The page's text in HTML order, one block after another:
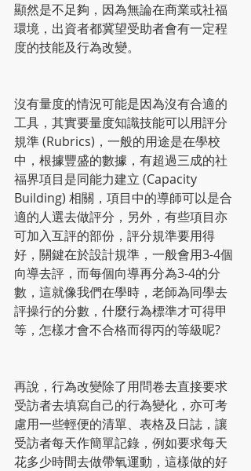
顯然是不足夠，因為無論在商業或社福
環境，出資者都冀望受助者會有一定程
度的技能及行為改變。
沒有量度的情況可能是因為沒有合適的
工具，其實要量度知識技能可以用評分
規準 (Rubrics)，一般的用途是在學校
中，根據豐盛的數據，有超過三成的社
福界項目是同能力建立 (Capacity
Building) 相關，項目中的導師可以是合
適的人選去做評分，另外，有些項目亦
可加入互評的部份，評分規準要用得
好，關鍵在於設計規準，一般會用3-4個
向導去評，而每個向導再分為3-4的分
數，這就像我們在學時，老師為同學去
評操行的分數，什麼行為標準才可得甲
等，怎樣才會不合格而得丙的等級呢?
再說，行為改變除了用問卷去直接要求
受訪者去填寫自己的行為變化，亦可考
慮用一些輕便的清單、表格及日誌，讓
受訪者每天作簡單記錄，例如要求每天
花多少時間去做帶氧運動，這樣做的好